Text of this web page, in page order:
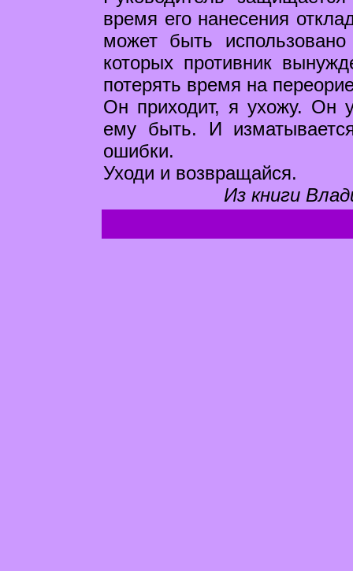
время его нанесения
может быть
которых противник
потерять время на
Он приходит, я ухожу. Он
ему быть. И
ошибки.
Уходи и возвращайся.
Из книги